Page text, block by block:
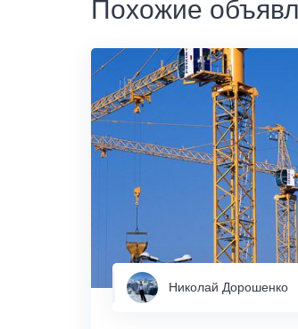
Похожие
Николай Дорошенко